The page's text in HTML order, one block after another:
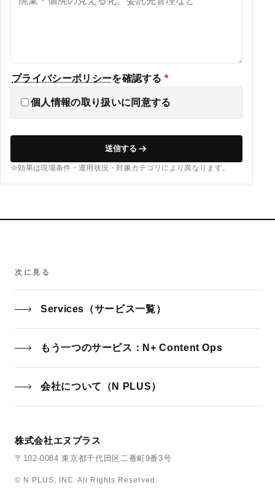
プライバシーポリシーを確認する *
個人情報の取り扱いに同意する
送信する
※効果は現場条件・運用状況・対象カテゴリにより異なります。
次に見る
Services（サービス一覧）
もう一つのサービス：N+ Content Ops
会社について（N PLUS）
株式会社エヌプラス
〒102-0084 東京都千代田区二番町9番3号
© N PLUS, INC. All Rights Reserved.